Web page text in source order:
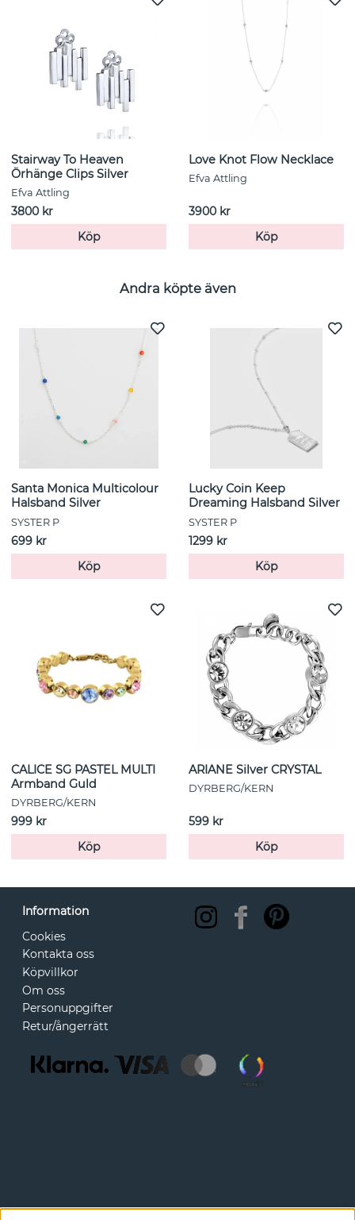
Stairway To Heaven
Örhänge Clips Silver
Efva Attling
3800 kr
Köp
Love Knot Flow Necklace
Efva Attling
3900 kr
Köp
Andra köpte även
Santa Monica Multicolour
Halsband Silver
SYSTER P
699 kr
Köp
Lucky Coin Keep
Dreaming Halsband Silver
SYSTER P
1299 kr
Köp
CALICE SG PASTEL MULTI
Armband Guld
DYRBERG/KERN
999 kr
Köp
ARIANE Silver CRYSTAL
DYRBERG/KERN
599 kr
Köp
Information
Cookies
Kontakta oss
Köpvillkor
Om oss
Personuppgifter
Retur/ångerrätt